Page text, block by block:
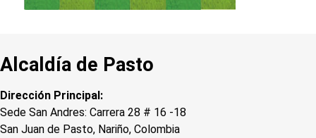
Alcaldía de Pasto
Dirección Principal:
Sede San Andres: Carrera 28 # 16 -18
San Juan de Pasto, Nariño, Colombia